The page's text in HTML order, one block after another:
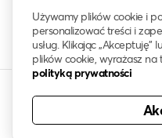
Używamy plików cookie i
personalizować treści i
usług. Klikając
plików cookie, wyrażasz
polityką prywatności
© 2021-2026 klawo®.
słowny oraz logo klawo są